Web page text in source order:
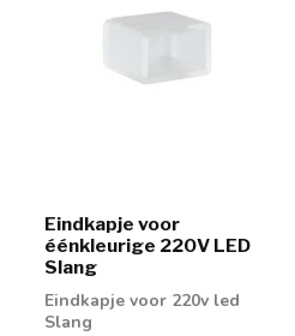
Eindkapje voor
éénkleurige 220V LED
Slang
Eindkapje voor 220v led
Slang